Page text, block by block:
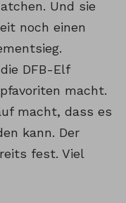
Und sie
noch einen
DFB-Elf
macht.
macht, dass es
kann. Der
fest. Viel